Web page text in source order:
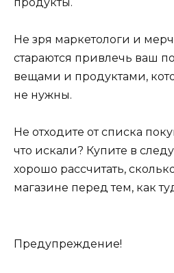
Не зря маркетологи и
стараются привлечь ваш
вещами и продуктами,
не нужны.
Не отходите от списка
что искали? Купите в
хорошо рассчитать,
магазине перед тем, как
Предупреждение!